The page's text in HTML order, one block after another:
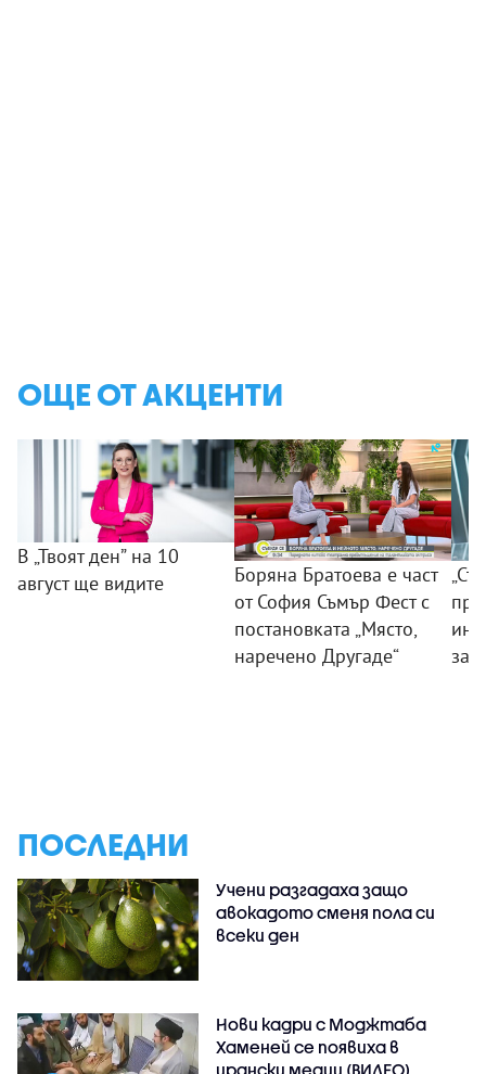
ОЩЕ ОТ АКЦЕНТИ
В „Твоят ден” на 10
август ще видите
Боряна Братоева е част
от София Съмър Фест с
постановката „Място,
наречено Другаде“
ПОСЛЕДНИ
Учени разгадаха защо
авокадото сменя пола си
всеки ден
Нови кадри с Моджтаба
Хаменей се появиха в
ирански медии (ВИДЕО)